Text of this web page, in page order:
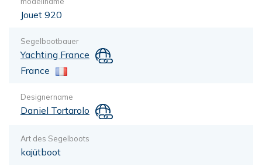
Jouet 920
Segelbootbauer
Yachting France
France
Designername
Daniel Tortarolo
Art des Segelboots
kajütboot